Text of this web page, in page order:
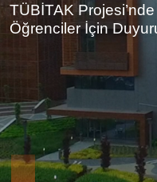
TÜBİTAK
Öğrenciler İçin